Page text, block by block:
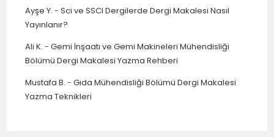
Ayşe Y. -Sci ve SSCI Dergilerde Dergi Makalesi Nasıl
Yayınlanır?
Ali K. -Gemi İnşaatı ve Gemi Makineleri Mühendisliği
Bölümü Dergi Makalesi Yazma Rehberi
Mustafa B. -Gıda Mühendisliği Bölümü Dergi Makalesi
Yazma Teknikleri